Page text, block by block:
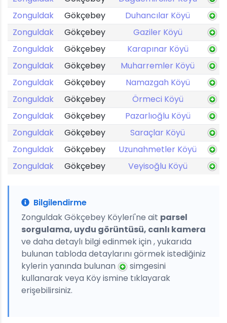
Zonguldak
Gökçebey
Duhancılar Köyü
Zonguldak
Gökçebey
Gaziler Köyü
Zonguldak
Gökçebey
Karapınar Köyü
Zonguldak
Gökçebey
Muharremler Köyü
Zonguldak
Gökçebey
Namazgah Köyü
Zonguldak
Gökçebey
Örmeci Köyü
Zonguldak
Gökçebey
Pazarlıoğlu Köyü
Zonguldak
Gökçebey
Saraçlar Köyü
Zonguldak
Gökçebey
Uzunahmetler Köyü
Zonguldak
Gökçebey Veyisoğlu Köyü
Bilgilendirme
Zonguldak Gökçebey Köyleri'ne ait parsel
sorgulama, uydu görüntüsü, canlı kamera
ve daha detaylı bilgi edinmek için , yukarıda
bulunan tabloda detaylarını görmek istediğiniz
kylerin yanında bulunan
simgesini
kullanarak veya Köy ismine tıklayarak
erişebilirsiniz.